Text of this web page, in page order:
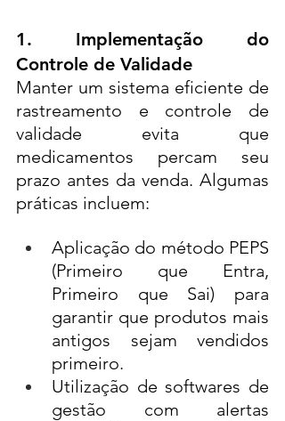
1. Implementação do
Controle de Validade
Manter um sistema eficiente de
rastreamento e controle de
validade evita que
medicamentos percam seu
prazo antes da venda. Algumas
práticas incluem:
Aplicação do método PEPS
(Primeiro que Entra,
Primeiro que Sai) para
garantir que produtos mais
antigos sejam vendidos
primeiro.
Utilização de softwares de
gestão com alertas